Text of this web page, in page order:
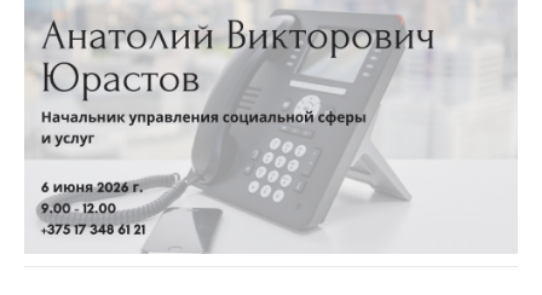
Приемная
Министра
Горячая линия
Пресс-служба
Вышестоящий
государственный
орган